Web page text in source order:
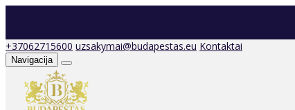
+37062715600 uzsakymai@budapestas.eu Kontaktai
Navigacija